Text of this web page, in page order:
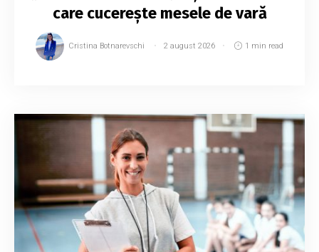
care cucerește mesele de vară
Cristina Botnarevschi 2 august 2026 1 min read